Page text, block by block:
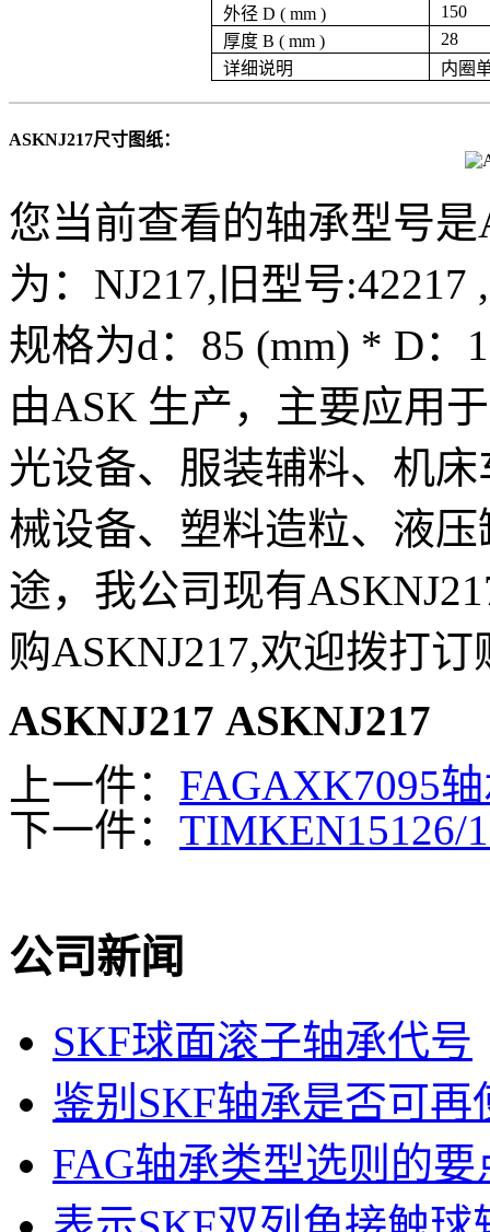
外径 D ( mm )
150
厚度 B ( mm )
28
详细说明
内圈
ASKNJ217尺寸图纸：
您当前查看的轴承型号
为：NJ217,旧型号
规格为d：85 (mm) * D：
由ASK 生产，主要应用
光设备、服装辅料、机
械设备、塑料造粒、液
途，我公司现有
购ASKNJ217,欢迎拨打订
ASKNJ217 ASKNJ217
上一件： FAGAXK7095
下一件： TIMKEN15126/
公司新闻
SKF球面滚子轴承代号
鉴别SKF轴承是否可再
FAG轴承类型选则的